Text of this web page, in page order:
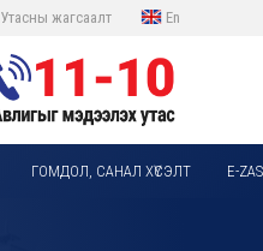
Утасны жагсаалт En
ГОМДОЛ, САНАЛ ХҮСЭЛТ E-